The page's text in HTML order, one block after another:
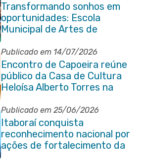
Transformando sonhos em
oportunidades: Escola
Municipal de Artes de
Itaboraí completa 37 anos de
história
Publicado em 14/07/2026
Encontro de Capoeira reúne
público da Casa de Cultura
Heloísa Alberto Torres na
Praça Marechal Floriano
Peixoto
Publicado em 25/06/2026
Itaboraí conquista
reconhecimento nacional por
ações de fortalecimento da
Auditoria Interna